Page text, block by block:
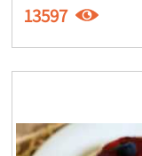
13597